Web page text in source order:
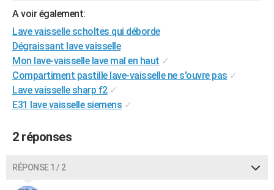
VOYAGE
Destinations
City break
Voyage nature
Voyage de noces
Forum
Climat
PHOTO
GUIDES D'ACHAT
BONS PLANS
CARTE DE VOEUX
Carte de Noël
Carte Bonne année
Carte Saint-Valentin
Carte Pâques
Carte d'anniversaire
DICTIONNAIRE
A voir également:
Lave vaisselle scholtes qui déborde
Dégraissant lave vaisselle
Mon lave-vaisselle lave mal en haut ✓
Compartiment pastille lave-vaisselle ne s'ouvre pas ✓
Lave vaisselle sharp f2 ✓
E31 lave vaisselle siemens ✓
2 réponses
RÉPONSE 1 / 2